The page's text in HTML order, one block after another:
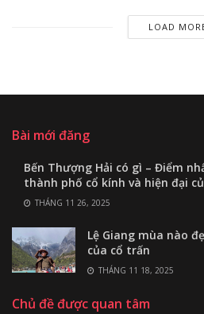
LOAD
Bài mới đăng
Bến Thượng Hải có gì – Điểm
thành phố cổ kính và hiện đại
THÁNG 11 26, 2025
Lệ Giang mùa nào
của cổ trấn
THÁNG 11 18, 2025
Chủ đề được quan tâm